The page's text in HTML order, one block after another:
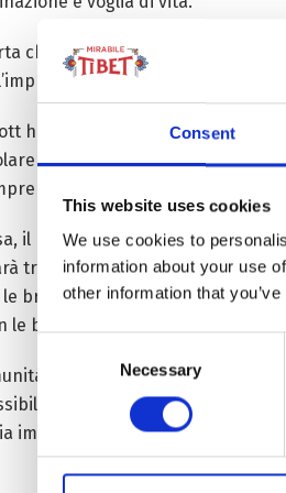
Consent
This website uses cookies
We use cookies to
information about your use
other information that
Selection
Necessary
che sia insedia a rotelle
,
scalare il Tetto del
ha dichiarato di essersi
per essere pronto e in
nel cuore“.
il ragazzo userà una speciale
troppo difficoltoso lo aiuterà un
braccia” sorride Scott. “Con il
braccia”
internazionale ha
varcare ogni montagna. E
impresa, divenendo il primo